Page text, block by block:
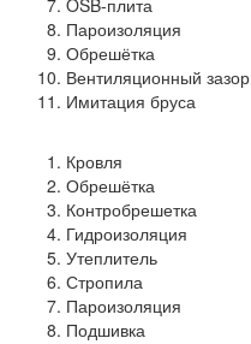
OSB-плита
Пароизоляция
Обрешётка
Вентиляционный зазор
Имитация бруса
Кровля
Обрешётка
Контробрешетка
Гидроизоляция
Утеплитель
Стропила
Пароизоляция
Подшивка